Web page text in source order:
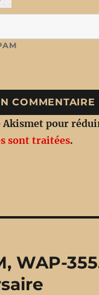
Akismet pour
sont traitées.
WAP-